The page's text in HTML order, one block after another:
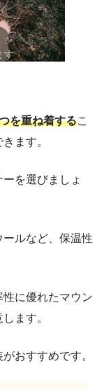
を重ね着するこ
ます。
を選びましょ
ルなど、保温性
に優れたマウン
ます。
おすすめです。